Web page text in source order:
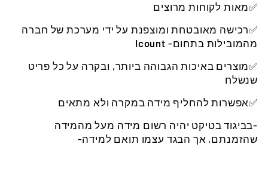
✅מאות לקוחות מרוצים
✅רכישה מאובטחת ומוצפנת על ידי מערכת של חברה
מהמובילות בתחום- Icount
✅מוצרים באיכות הגבוהה ביותר, ובקרה על כל פריט
שנשלח
✅אפשרות להחליף מידה במקרה ולא מתאים
-בביגוד בטיקט יהיה רשום מידה מעל מהמידה
שהזמנתם, אך הבגד עצמו תואם למידה-